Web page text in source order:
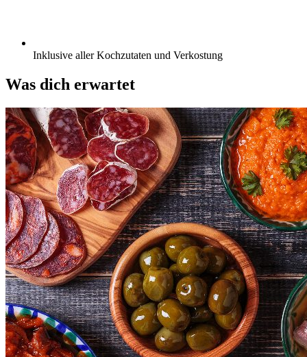
Inklusive aller Kochzutaten und Verkostung
Was dich erwartet